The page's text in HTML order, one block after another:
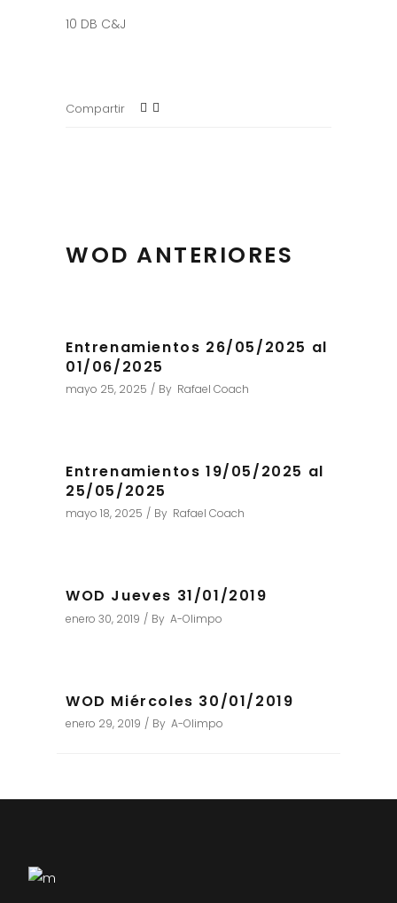
10 DB C&J
Compartir
WOD ANTERIORES
Entrenamientos 26/05/2025 al
01/06/2025
mayo 25, 2025 By Rafael Coach
Entrenamientos 19/05/2025 al
25/05/2025
mayo 18, 2025 By Rafael Coach
WOD Jueves 31/01/2019
enero 30, 2019 By A-Olimpo
WOD Miércoles 30/01/2019
enero 29, 2019 By A-Olimpo